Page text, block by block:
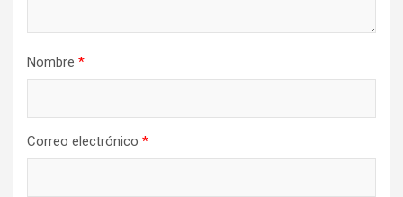
Nombre *
Correo electrónico *